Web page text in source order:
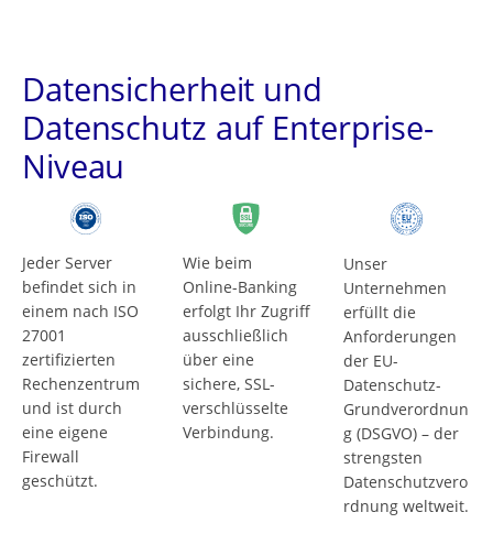
Datensicherheit und
Datenschutz auf Enterprise-
Niveau
Jeder Server
befindet sich in
einem nach ISO
27001
zertifizierten
Rechenzentrum
und ist durch
eine eigene
Firewall
geschützt.
Wie beim
Online-Banking
erfolgt Ihr Zugriff
ausschließlich
über eine
sichere, SSL-
verschlüsselte
Verbindung.
Unser
Unternehmen
erfüllt die
Anforderungen
der EU-
Datenschutz-
Grundverordnun
g (DSGVO) – der
strengsten
Datenschutzvero
rdnung weltweit.